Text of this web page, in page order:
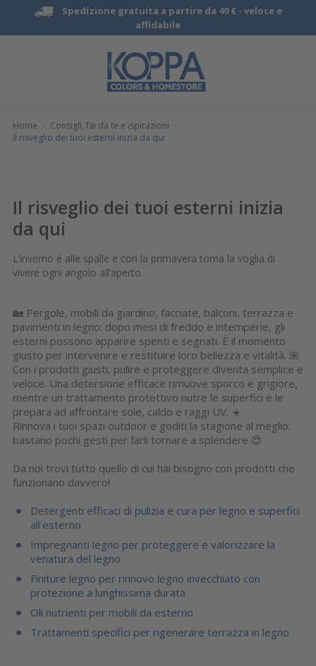
Spedizione gratuita a partire da 49 € - veloce e
affidabile
Home · Consigli, fai da te e ispirazioni ·
Il risveglio dei tuoi esterni inizia da qui
Il risveglio dei tuoi esterni inizia
da qui
L’inverno è alle spalle e con la primavera torna la voglia di
vivere ogni angolo all’aperto.
🏡 Pergole, mobili da giardino, facciate, balconi, terrazza e
pavimenti in legno: dopo mesi di freddo e intemperie, gli
esterni possono apparire spenti e segnati. È il momento
giusto per intervenire e restituire loro bellezza e vitalità. 🌺
Con i prodotti giusti, pulire e proteggere diventa semplice e
veloce. Una detersione efficace rimuove sporco e grigiore,
mentre un trattamento protettivo nutre le superfici e le
prepara ad affrontare sole, caldo e raggi UV. ☀️
Rinnova i tuoi spazi outdoor e goditi la stagione al meglio:
bastano pochi gesti per farli tornare a splendere 😍
Da noi trovi tutto quello di cui hai bisogno con prodotti che
funzionano davvero!
Detergenti efficaci di pulizia e cura per legno e superfici
all'esterno
Impregnanti legno per proteggere e valorizzare la
venatura del legno
Finiture legno per rinnovo legno invecchiato con
protezione a lunghissima durata
Oli nutrienti per mobili da esterno
Trattamenti specifici per rigenerare terrazza in legno